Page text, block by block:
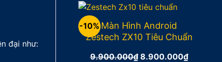
đại như:
15.900.000₫.
-10% Màn Hình Android
Zestech ZX10 Tiêu Chuẩn
9.900.000₫ Giá
8.900.000₫Giá